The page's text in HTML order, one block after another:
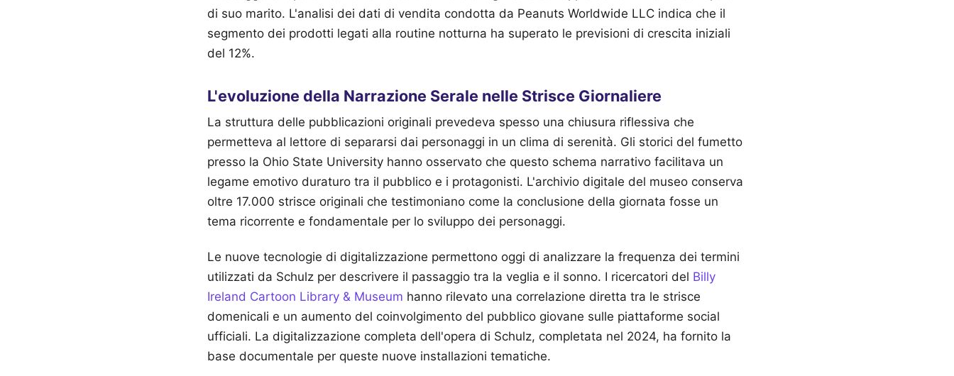
di suo marito. L'analisi dei dati di vendita condotta da Peanuts Worldwide LLC indica che il
segmento dei prodotti legati alla routine notturna ha superato le previsioni di crescita iniziali
del 12%.
L'evoluzione della Narrazione Serale nelle Strisce Giornaliere
La struttura delle pubblicazioni originali prevedeva spesso una chiusura riflessiva che
permetteva al lettore di separarsi dai personaggi in un clima di serenità. Gli storici del fumetto
presso la Ohio State University hanno osservato che questo schema narrativo facilitava un
legame emotivo duraturo tra il pubblico e i protagonisti. L'archivio digitale del museo conserva
oltre 17.000 strisce originali che testimoniano come la conclusione della giornata fosse un
tema ricorrente e fondamentale per lo sviluppo dei personaggi.
Le nuove tecnologie di digitalizzazione permettono oggi di analizzare la frequenza dei termini
utilizzati da Schulz per descrivere il passaggio tra la veglia e il sonno. I ricercatori del Billy
Ireland Cartoon Library & Museum hanno rilevato una correlazione diretta tra le strisce
domenicali e un aumento del coinvolgimento del pubblico giovane sulle piattaforme social
ufficiali. La digitalizzazione completa dell'opera di Schulz, completata nel 2024, ha fornito la
base documentale per queste nuove installazioni tematiche.